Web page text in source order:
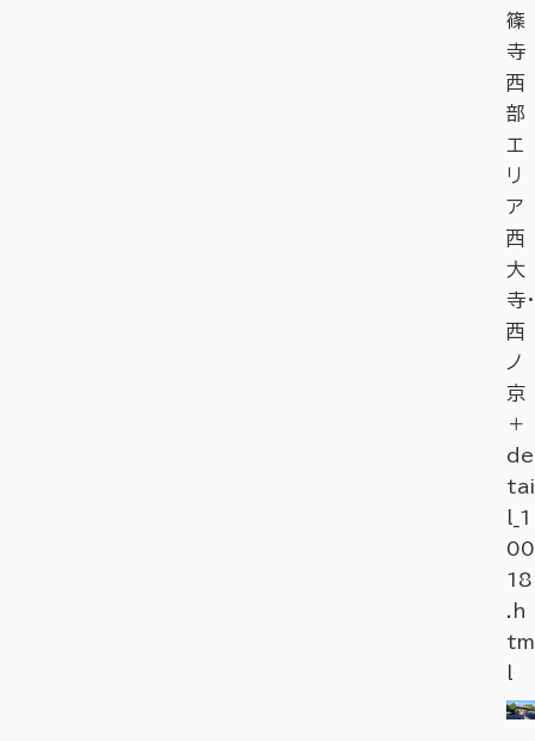
篠
寺
西
部
エ
リ
ア
西
大
寺・
西
ノ
京
＋
de
tai
l_1
00
18
.h
tm